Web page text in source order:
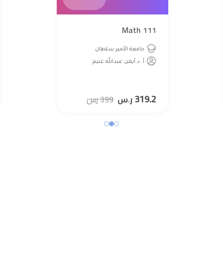
Math 111
جامعة الأمير سلطان
أ. د.أيمن عبدالله غنيم
319.2ر.س 399رس